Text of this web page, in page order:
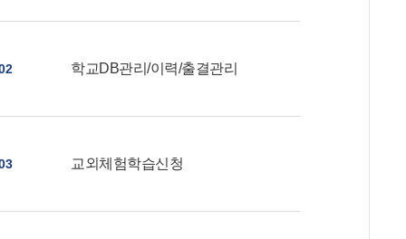
학교DB관리/이력/출결관리
교외체험학습신청